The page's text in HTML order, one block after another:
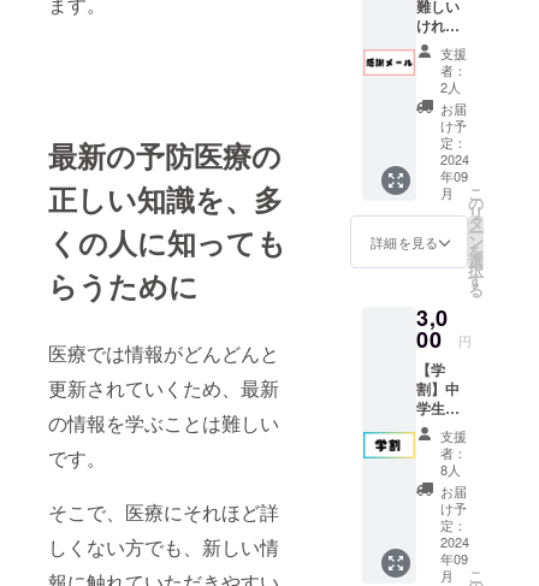
最新の予防医療の
正しい知識を、多
くの人に知っても
らうために
医療では情報がどんどんと
更新されていくため、最新
の情報を学ぶことは難しい
です。
そこで、医療にそれほど詳
しくない方でも、新しい情
難しい
けれど
予防医
療の発
展を応
援した
い方向
けの
コース
です！
ご支援
いただ
いた方
には感
謝メー
付させ
て頂き
ます。
支援
者：
2人
お届
け予
定：
2024
年09
月
詳細を見る
こ
の
リ
タ
ー
ン
を
選
択
す
る
3,0
00 円
【学
割】中
学生・
高校
生・大
学生・
大学院
生の方
が対象
となり
ます。
全会場
支援
者：
8人
お届
け予
定：
2024
年09
月
こ